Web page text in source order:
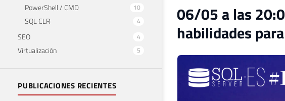
PowerShell / CMD 10
SQL CLR 4
SEO 4
Virtualización 5
PUBLICACIONES RECIENTES
06/05 a las
habilidades